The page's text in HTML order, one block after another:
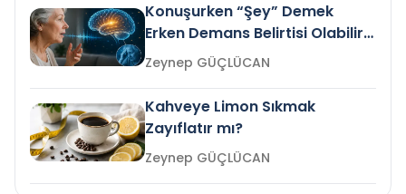
Konuşurken “Şey” Demek
Erken Demans Belirtisi Olabilir
mi?
Zeynep GÜÇLÜCAN
Kahveye Limon Sıkmak
Zayıflatır mı?
Zeynep GÜÇLÜCAN